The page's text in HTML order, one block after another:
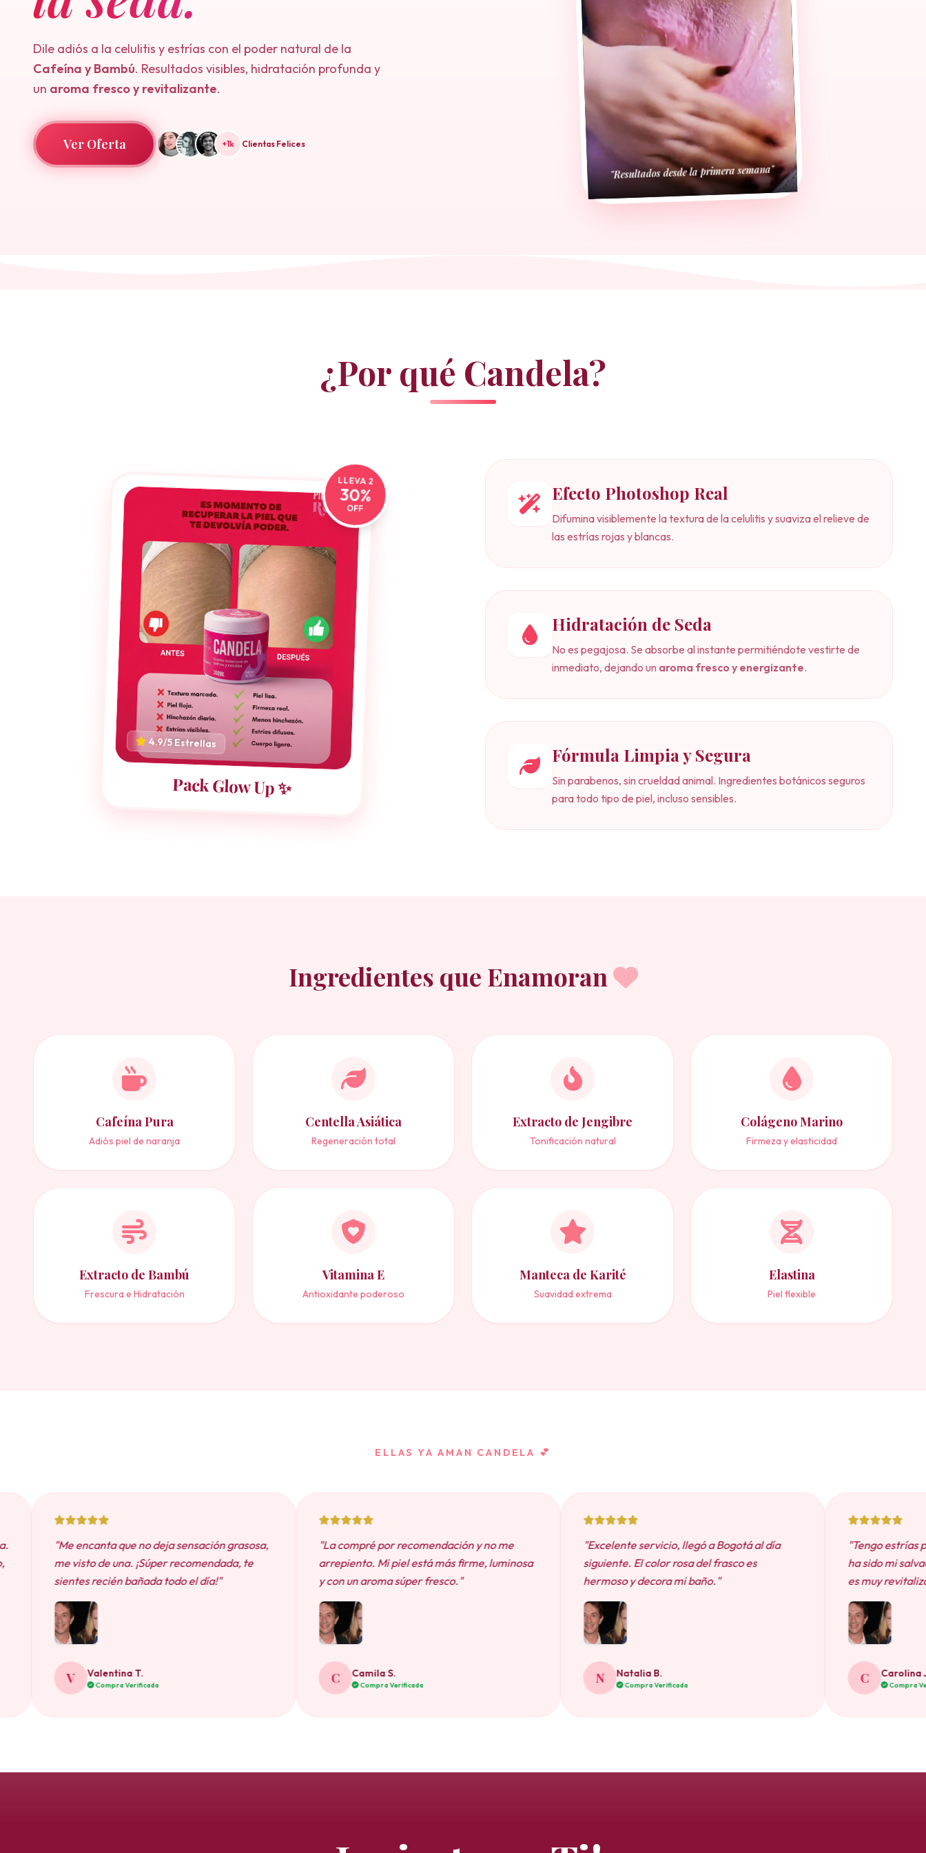
"Resultados desde la primera semana"
Dile adiós a la celulitis y estrías con el poder natural de la
Cafeína y Bambú. Resultados visibles, hidratación profunda y
un aroma fresco y revitalizante.
Ver Oferta +1k Clientas Felices
¿Por qué Candela?
4.9/5 Estrellas
Pack Glow Up ✨
LLEVA 2
30%
OFF Efecto Photoshop Real
Difumina visiblemente la textura de la celulitis y suaviza el relieve de
las estrías rojas y blancas.
Hidratación de Seda
No es pegajosa. Se absorbe al instante permitiéndote vestirte de
inmediato, dejando un aroma fresco y energizante.
Fórmula Limpia y Segura
Sin parabenos, sin crueldad animal. Ingredientes botánicos seguros
para todo tipo de piel, incluso sensibles.
Ingredientes que Enamoran
Cafeína Pura
Adiós piel de naranja
Centella Asiática
Regeneración total
Extracto de Jengibre
Tonificación natural
Colágeno Marino
Firmeza y elasticidad
Extracto de Bambú
Frescura e Hidratación
Vitamina E
Antioxidante poderoso
Manteca de Karité
Suavidad extrema
Elastina
Piel flexible
ELLAS YA AMAN CANDELA 💕
que no deja sensación grasosa,
de una. ¡Súper recomendada, te
bañada todo el día!"
Compra Verificada
"La compré por recomendación y no me
arrepiento. Mi piel está más firme, luminosa
y con un aroma súper fresco."
Compra Verificada
"Excelente servicio, llegó a Bogotá al día
siguiente. El color rosa del frasco es
hermoso y decora mi baño."
Compra Verificada
"Tengo estrías por el embarazo y
ha sido mi salvación. Muy
es muy revitalizante."
Compra Verificada